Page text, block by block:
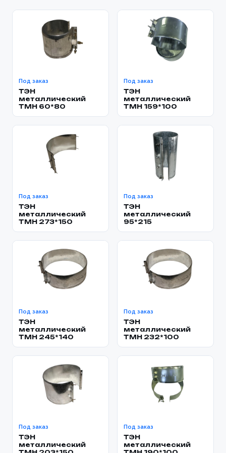
Под заказ
ТЭН
металлический
TMH 60*80
Под заказ
ТЭН
металлический
TMH 159*100
Под заказ
ТЭН
металлический
TMH 273*150
Под заказ
ТЭН
металлический
95*215
Под заказ
ТЭН
металлический
TMH 245*140
Под заказ
ТЭН
металлический
TMH 232*100
Под заказ
ТЭН
металлический
Под заказ
ТЭН
металлический
персональных данных
📎 Прикрепить реквизиты
Заказать
Заказать